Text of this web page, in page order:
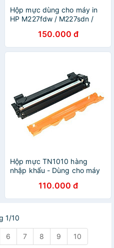
Hộp mực dùng cho máy in
HP M227fdw / M227sdn /
hàng chính hãng Viettoner -
Cartridge CF230A mới 100%
[Full Box]
150.000 đ
Hộp mực TN1010 hàng
nhập khẩu - Dùng cho máy
1111/1201/1211; DCP-
1511/1601/1616; MFC-
Cartridge TN1010 mới 100%
110.000 đ
1/10
6 7 8 9 10